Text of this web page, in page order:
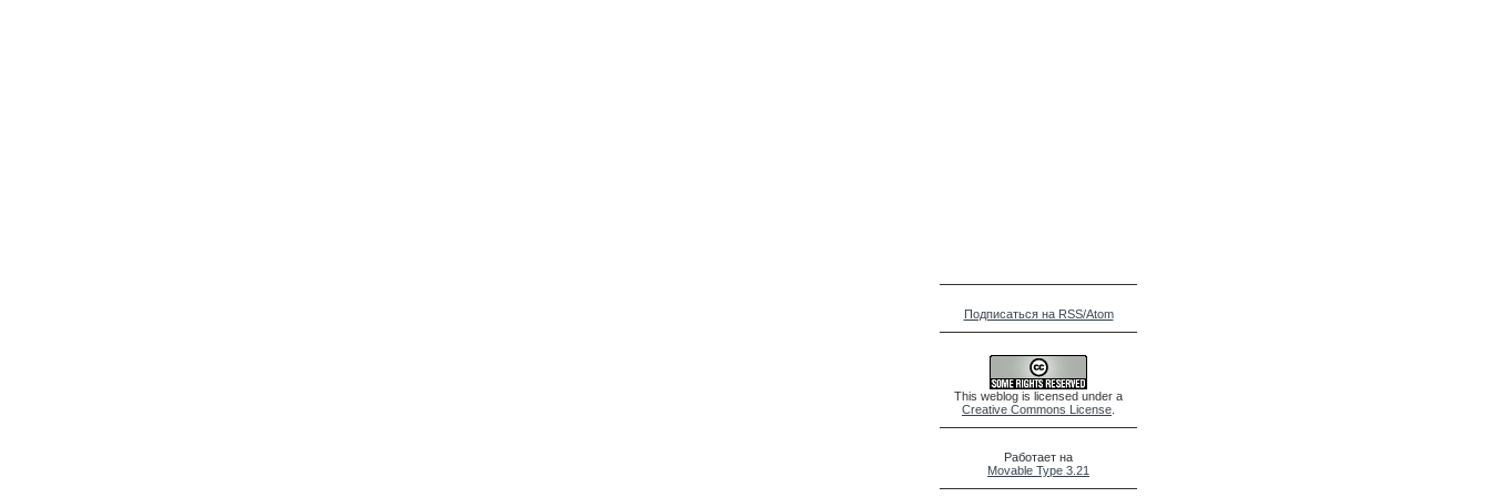
Подписаться на RSS/Atom
This weblog is licensed under a
Creative Commons License
Работает на
Movable Type 3.21